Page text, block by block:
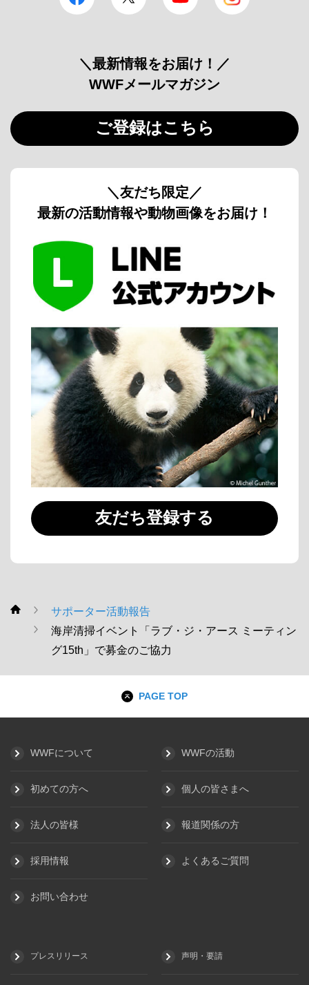
＼最新情報をお届け！／
WWFメールマガジン
ご登録はこちら
＼友だち限定／
最新の活動情報や動物画像をお届け！
友だち登録する
WWF
サポーター活動報告
海岸清掃イベント「ラブ・ジ・アース ミーティン
グ15th」で募金のご協力
PAGE TOP
WWFについて WWFの活動
初めての方へ 個人の皆さまへ
法人の皆様 報道関係の方
採用情報 よくあるご質問
お問い合わせ
プレスリリース 声明・要請